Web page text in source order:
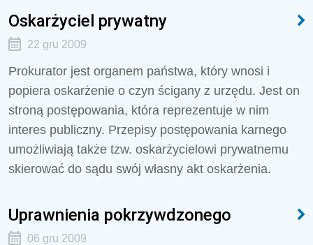
Oskarżyciel prywatny
22 gru 2009
Prokurator jest organem państwa, który wnosi i
popiera oskarżenie o czyn ścigany z urzędu. Jest on
stroną postępowania, która reprezentuje w nim
interes publiczny. Przepisy postępowania karnego
umożliwiają także tzw. oskarżycielowi prywatnemu
skierować do sądu swój własny akt oskarżenia.
Uprawnienia pokrzywdzonego
06 gru 2009